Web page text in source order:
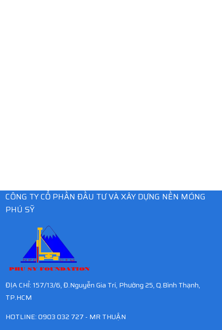
CÔNG TY CỔ PHẦN ĐẦU TƯ VÀ XÂY DỰNG NỀN MÓNG
PHÚ SỸ
ĐỊA CHỈ: 157/13/6, Đ.Nguyễn Gia Trí, Phường 25, Q.Bình Thạnh,
TP.HCM
HOTLINE: 0903 032 727 - MR THUẬN